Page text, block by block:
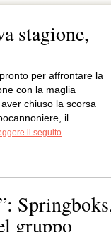
stagione,
per affrontare la
con la maglia
aver chiuso la scorsa
il
il seguito
gruppo